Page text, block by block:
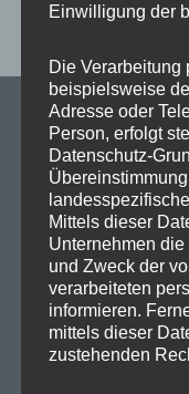
SPD Links
SPD in
SPD Deutschland
SPD
SPD Berlin
Einwilligung der
Die Verarbeitung
beispielsweise
Adresse oder
Person, erfolgt
Datenschutz-
Mittels dieser
Unternehmen
und Zweck der
verarbeiteten
informieren.
mittels dieser
zustehenden